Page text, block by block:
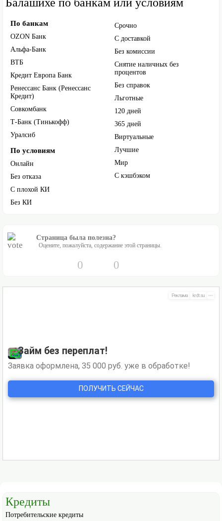
По банкам
OZON Банк
Альфа-Банк
ВТБ
Кредит Европа Банк
Ренессанс Банк (Ренессанс
Кредит)
Совкомбанк
Т-Банк (Тинькофф)
Уралсиб
По условиям
Онлайн
Без отказа
С плохой КИ
Без КИ
Срочно
С доставкой
Без комиссии
Снятие наличных без
процентов
Без справок
Льготные
120 дней
365 дней
Виртуальные
Лучшие
Мир
С кэшбэком
Страница была полезна?
Оцените, пожалуйста, содержание этой страницы.
0 0
Кредиты
Потребительские кредиты